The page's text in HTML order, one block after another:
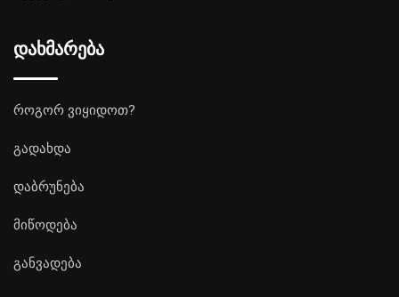
დახმარება
როგორ ვიყიდოთ?
გადახდა
დაბრუნება
მიწოდება
განვადება